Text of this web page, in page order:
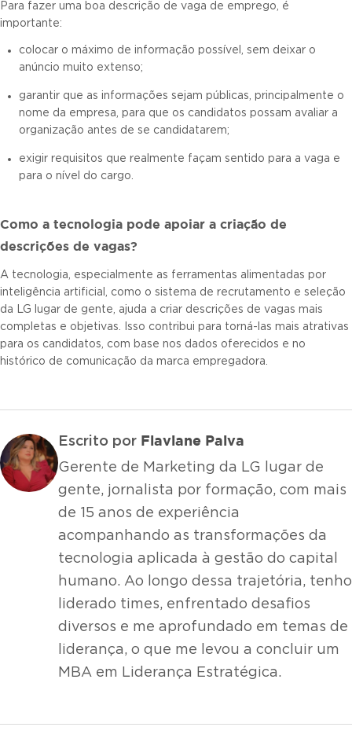
Para fazer uma boa descrição de vaga de emprego, é
importante:
colocar o máximo de informação possível, sem deixar o
anúncio muito extenso;
garantir que as informações sejam públicas, principalmente o
nome da empresa, para que os candidatos possam avaliar a
organização antes de se candidatarem;
exigir requisitos que realmente façam sentido para a vaga e
para o nível do cargo.
Como a tecnologia pode apoiar a criação de
descrições de vagas?
A tecnologia, especialmente as ferramentas alimentadas por
inteligência artificial, como o sistema de recrutamento e seleção
da LG lugar de gente, ajuda a criar descrições de vagas mais
completas e objetivas. Isso contribui para torná-las mais atrativas
para os candidatos, com base nos dados oferecidos e no
histórico de comunicação da marca empregadora.
Escrito por Flaviane Paiva
Gerente de Marketing da LG lugar de
gente, jornalista por formação, com mais
de 15 anos de experiência
acompanhando as transformações da
tecnologia aplicada à gestão do capital
humano. Ao longo dessa trajetória, tenho
liderado times, enfrentado desafios
diversos e me aprofundado em temas de
liderança, o que me levou a concluir um
MBA em Liderança Estratégica.